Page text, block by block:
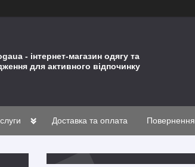
- інтернет-магазин одягу та
для активного відпочинку
Доставка та оплата